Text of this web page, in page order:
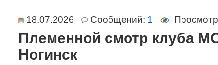
18.07.2026 Сообщений: 1
Племенной смотр клуба
Ногинск